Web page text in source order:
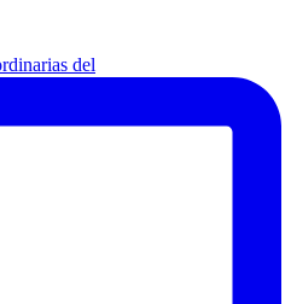
del